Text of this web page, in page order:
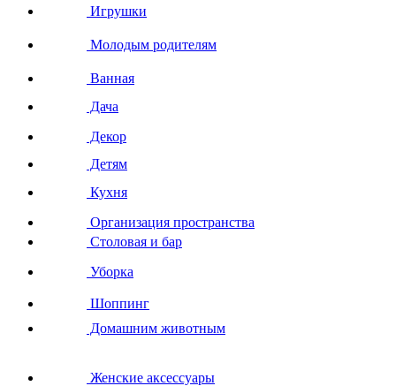
Игрушки
Молодым родителям
Ванная
Дача
Декор
Детям
Кухня
Организация пространства
Столовая и бар
Уборка
Шоппинг
Домашним животным
Женские аксессуары